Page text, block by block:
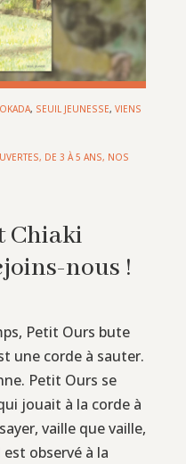
, SEUIL JEUNESSE, VIENS
, DE 3 À 5 ANS, NOS
Chiaki
nous !
Petit Ours bute
une corde à sauter.
Petit Ours se
jouait à la corde à
vaille que vaille,
observé à la